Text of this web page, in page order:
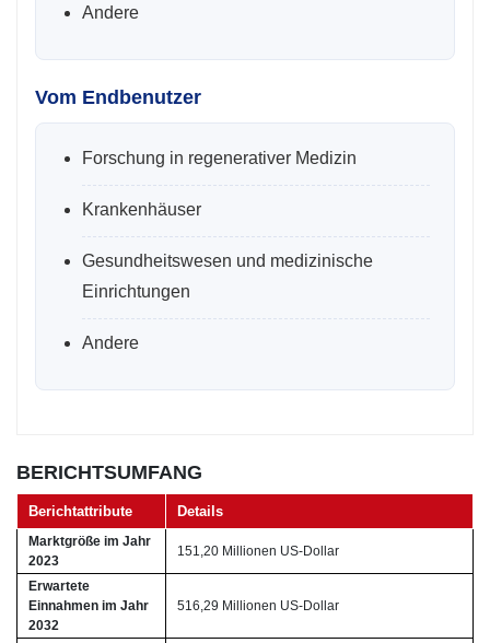
Andere
Vom Endbenutzer
Forschung in regenerativer Medizin
Krankenhäuser
Gesundheitswesen und medizinische
Einrichtungen
Andere
BERICHTSUMFANG
Berichtattribute Details
Marktgröße im Jahr
2023
151,20 Millionen US-Dollar
Erwartete
Einnahmen im Jahr
2032
516,29 Millionen US-Dollar